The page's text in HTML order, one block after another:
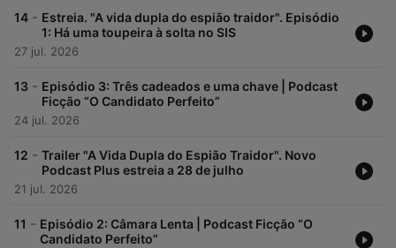
14 - Estreia. "A vida dupla do espião traidor". Episódio
1: Há uma toupeira à solta no SIS
27 jul. 2026
13 - Episódio 3: Três cadeados e uma chave | Podcast
Ficção “O Candidato Perfeito”
24 jul. 2026
12 - Trailer "A Vida Dupla do Espião Traidor". Novo
Podcast Plus estreia a 28 de julho
21 jul. 2026
11 - Episódio 2: Câmara Lenta | Podcast Ficção “O
Candidato Perfeito”